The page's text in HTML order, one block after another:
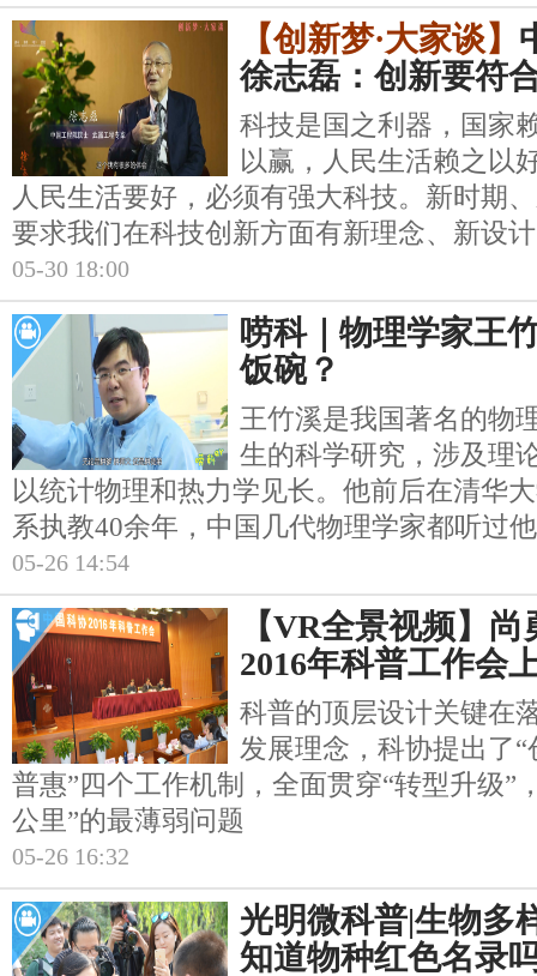
【创新梦·大家谈】
徐志磊：创新要符
科技是国之利器，国家
以赢，人民生活赖之以
人民生活要好，必须有强大科技。新时期
要求我们在科技创新方面有新理念、新设
05-30 18:00
唠科｜物理学家王
饭碗？
王竹溪是我国著名的物
生的科学研究，涉及理
以统计物理和热力学见长。他前后在清华
系执教40余年，中国几代物理学家都听过
05-26 14:54
【VR全景视频】
2016年科普工作会
科普的顶层设计关键在
发展理念，科协提出了
普惠”四个工作机制，全面贯穿“转型升级”
公里”的最薄弱问题
05-26 16:32
光明微科普|生物多
知道物种红色名录